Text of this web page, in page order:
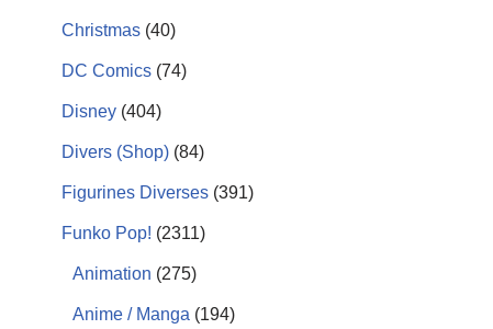
Christmas (40)
DC Comics (74)
Disney (404)
Divers (Shop) (84)
Figurines Diverses (391)
Funko Pop! (2311)
Animation (275)
Anime / Manga (194)